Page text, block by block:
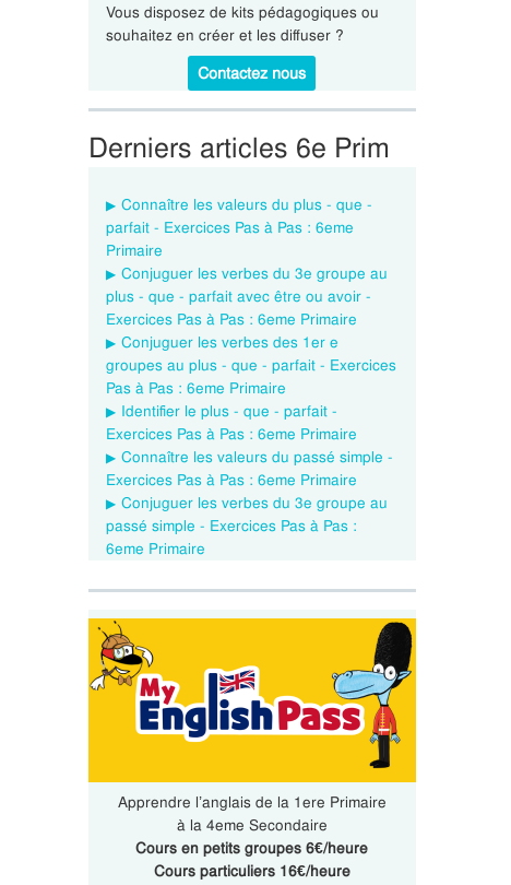
Vous disposez de kits pédagogiques ou
souhaitez en créer et les diffuser ?
Contactez nous
Derniers articles 6e Prim
Connaître les valeurs du plus - que -
parfait - Exercices Pas à Pas : 6eme
Primaire
Conjuguer les verbes du 3e groupe au
plus - que - parfait avec être ou avoir -
Exercices Pas à Pas : 6eme Primaire
Conjuguer les verbes des 1er e
groupes au plus - que - parfait - Exercices
Pas à Pas : 6eme Primaire
Identifier le plus - que - parfait -
Exercices Pas à Pas : 6eme Primaire
Connaître les valeurs du passé simple -
Exercices Pas à Pas : 6eme Primaire
Conjuguer les verbes du 3e groupe au
passé simple - Exercices Pas à Pas :
6eme Primaire
Apprendre l’anglais de la 1ere Primaire
à la 4eme Secondaire
Cours en petits groupes 6€/heure
Cours particuliers 16€/heure